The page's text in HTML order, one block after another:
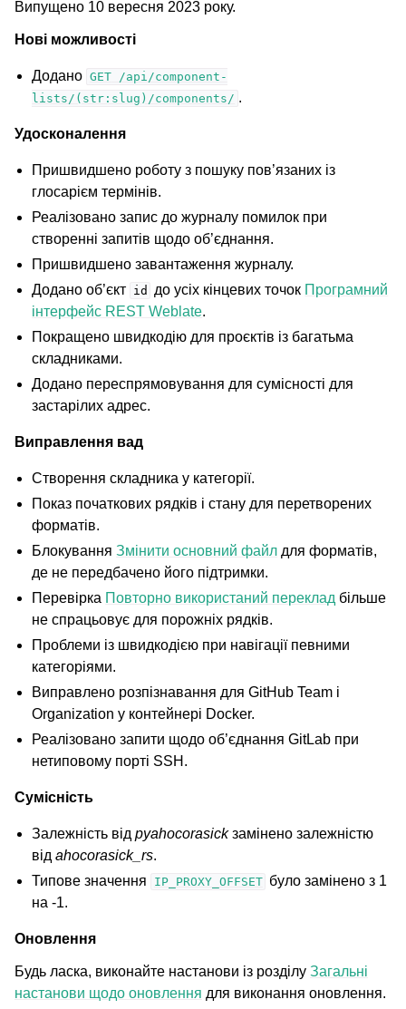
Випущено 10 вересня 2023 року.
Нові можливості
Додано GET
/api/component-
lists/(str:slug)/components/ .
Удосконалення
Пришвидшено роботу з пошуку пов’язаних із
глосарієм термінів.
Реалізовано запис до журналу помилок при
створенні запитів щодо об’єднання.
Пришвидшено завантаження журналу.
Додано об’єкт id до усіх кінцевих точок Програмний
інтерфейс REST Weblate.
Покращено швидкодію для проєктів із багатьма
складниками.
Додано переспрямовування для сумісності для
застарілих адрес.
Виправлення вад
Створення складника у категорії.
Показ початкових рядків і стану для перетворених
форматів.
БлокуванняЗмінити основний файл для форматів,
де не передбачено його підтримки.
Перевірка Повторно використаний переклад більше
не спрацьовує для порожніх рядків.
Проблеми із швидкодією при навігації певними
категоріями.
Виправлено розпізнавання для GitHub Team і
Organization у контейнері Docker.
Реалізовано запити щодо об’єднання GitLab при
нетиповому порті SSH.
Сумісність
Залежність відpyahocorasickзамінено залежністю
відahocorasick_rs.
Типове значення
IP_PROXY_OFFSET було замінено з 1
на -1.
Оновлення
Будь ласка, виконайте настанови із розділу Загальні
настанови щодо оновлення для виконання оновлення.